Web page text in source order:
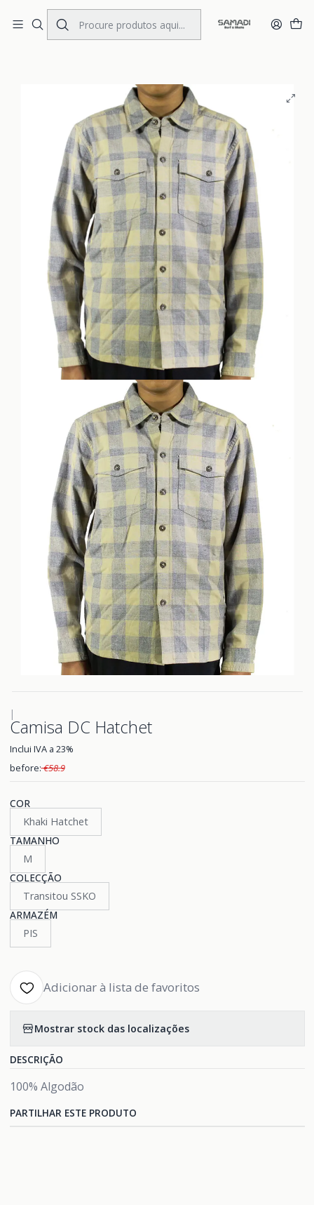
Portes Gratis Portugal e Espanha
Início KIDS CLOTHING Shirts Camisa DC Hatchet
|
Camisa DC Hatchet
Inclui IVA a 23%
before:€58.9
COR
Khaki Hatchet
TAMANHO
M
COLECÇÃO
Transitou SSKO
ARMAZÉM
PIS
Adicionar à lista de favoritos
Mostrar stock das localizações
DESCRIÇÃO
100% Algodão
PARTILHAR ESTE PRODUTO